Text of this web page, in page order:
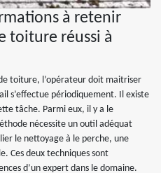
à retenir
toiture réussi à
toiture, l’opérateur doit maitriser
s’effectue périodiquement. Il existe
tâche. Parmi eux, il y a le
nécessite un outil adéquat
le nettoyage à le perche, une
Ces deux techniques sont
d’un expert dans le domaine.